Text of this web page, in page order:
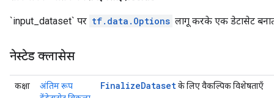
`input_dataset` पर tf.data.Options लागू करके एक डेटासेट
नेस्टेड क्लासेस
कक्षा
अंतिम रूप
FinalizeDatasetके लिए वैकल्पिक विशेषताएँ